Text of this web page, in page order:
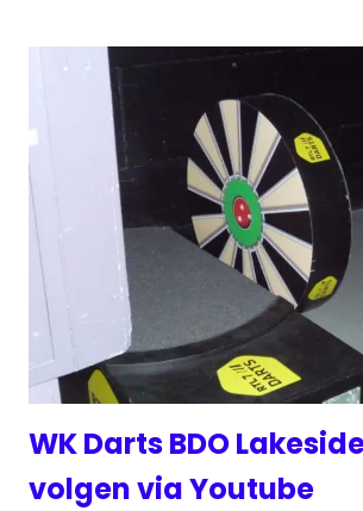
WK Darts BDO
volgen via Youtube